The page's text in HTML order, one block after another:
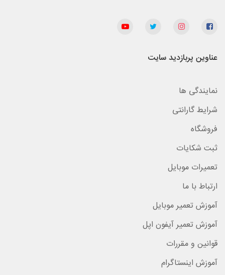
عناوین پربازدید سایت
نمایندگی ها
شرایط گارانتی
فروشگاه
ثبت شکایات
تعمیرات موبایل
ارتباط با ما
آموزش تعمیر موبایل
آموزش تعمیر آیفون اپل
قوانین و مقررات
آموزش اینستاگرام